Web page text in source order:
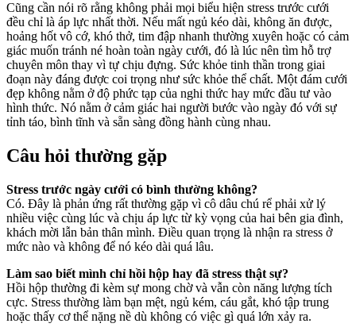
Cũng cần nói rõ rằng không phải mọi biểu hiện stress trước cưới
đều chỉ là áp lực nhất thời. Nếu mất ngủ kéo dài, không ăn được,
hoảng hốt vô cớ, khó thở, tim đập nhanh thường xuyên hoặc có cảm
giác muốn tránh né hoàn toàn ngày cưới, đó là lúc nên tìm hỗ trợ
chuyên môn thay vì tự chịu đựng. Sức khỏe tinh thần trong giai
đoạn này đáng được coi trọng như sức khỏe thể chất. Một đám cưới
đẹp không nằm ở độ phức tạp của nghi thức hay mức đầu tư vào
hình thức. Nó nằm ở cảm giác hai người bước vào ngày đó với sự
tỉnh táo, bình tĩnh và sẵn sàng đồng hành cùng nhau.
Câu hỏi thường gặp
Stress trước ngày cưới có bình thường không?
Có. Đây là phản ứng rất thường gặp vì cô dâu chú rể phải xử lý
nhiều việc cùng lúc và chịu áp lực từ kỳ vọng của hai bên gia đình,
khách mời lẫn bản thân mình. Điều quan trọng là nhận ra stress ở
mức nào và không để nó kéo dài quá lâu.
Làm sao biết mình chỉ hồi hộp hay đã stress thật sự?
Hồi hộp thường đi kèm sự mong chờ và vẫn còn năng lượng tích
cực. Stress thường làm bạn mệt, ngủ kém, cáu gắt, khó tập trung
hoặc thấy cơ thể nặng nề dù không có việc gì quá lớn xảy ra.